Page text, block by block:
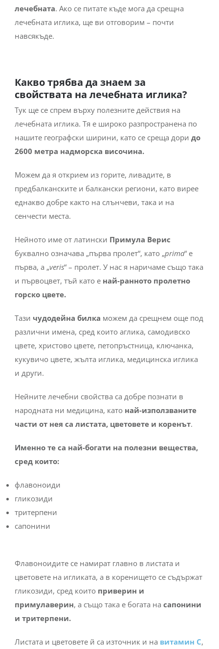
лечебната. Ако се питате къде мога да срещна
лечебната иглика, ще ви отговорим – почти
навсякъде.
Какво трябва да знаем за
свойствата на лечебната иглика?
Тук ще се спрем върху полезните действия на
лечебната иглика. Тя е широко разпространена по
нашите географски ширини, като се среща дори до
2600 метра надморска височина.
Можем да я открием из горите, ливадите, в
предбалканските и балкански региони, като вирее
еднакво добре както на слънчеви, така и на
сенчести места.
Нейното име от латински Примула Верис
буквално означава „първа пролет“, като „prima“ е
първа, а „veris“ – пролет. У нас я наричаме също така
и първоцвет, тъй като е най-ранното пролетно
горско цвете.
Тази чудодейна билка можем да срещнем още под
различни имена, сред които аглика, самодивско
цвете, христово цвете, петопръстница, ключанка,
кукувичо цвете, жълта иглика, медицинска иглика
и други.
Нейните лечебни свойства са добре познати в
народната ни медицина, като най-използваните
части от нея са листата, цветовете и коренът.
Именно те са най-богати на полезни вещества,
сред които:
флавоноиди
гликозиди
тритерпени
сапонини
Флавоноидите се намират главно в листата и
цветовете на игликата, а в коренището се съдържат
гликозиди, сред които приверин и
примулаверин, а също така е богата на сапонини
и тритерпени.
Листата и цветовете й са източник и на витамин С,